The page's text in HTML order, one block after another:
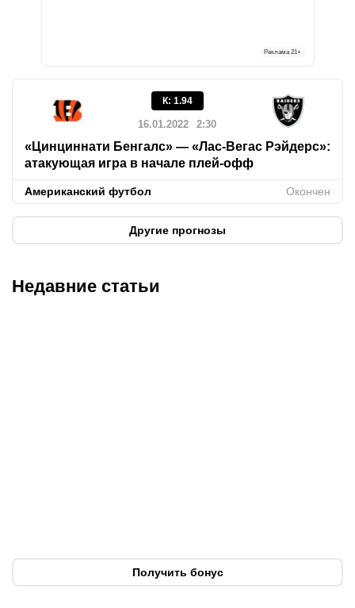
Реклама 21+
К: 1.94
16.01.2022 2:30
«Цинциннати Бенгалс» — «Лас-Вегас Рэйдерс»:
атакующая игра в начале плей-офф
Американский футбол Окончен
Другие прогнозы
Недавние статьи
Получить бонус